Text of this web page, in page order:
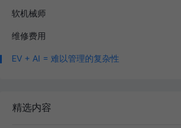
软机械师
维修费用
EV + AI = 难以管理的复杂性
精选内容